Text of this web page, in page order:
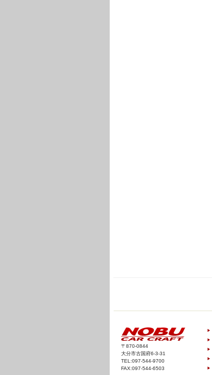
〒870-0844
大分市古国府6-3-31
TEL:097-544-9700
FAX:097-544-6503